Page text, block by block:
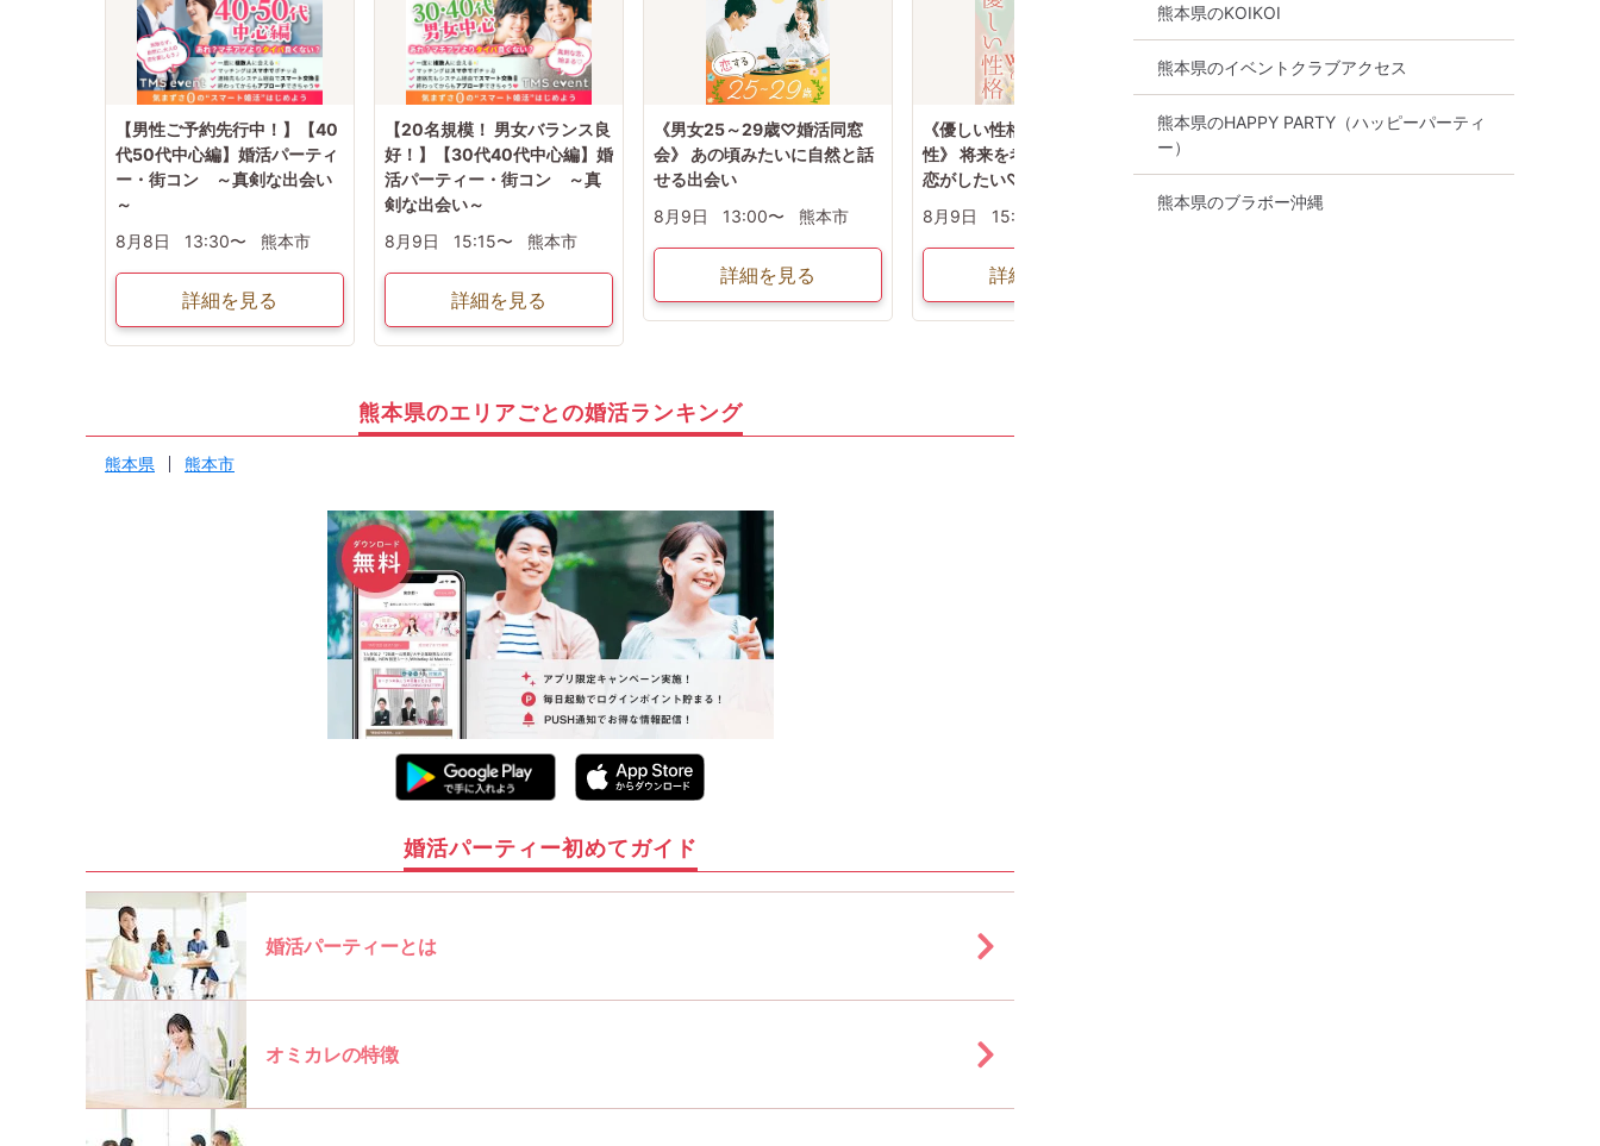
【男性ご予約先行中！】【40
代50代中心編】婚活パーティ
ー・街コン ～真剣な出会い
～
8月8日
13:30〜 熊本市
詳細を見る
【20名規模！ 男女バランス良
好！】【30代40代中心編】婚
活パーティー・街コン ～真
剣な出会い～
8月9日
15:15〜 熊本市
詳細を見る
《男女25～29歳♡婚活同窓
会》 あの頃みたいに自然と話
せる出会い
8月9日
13:00〜 熊本市
詳細を見る
《優しい性格＆信頼できる女
性》 将来を考えられる真剣な
恋がしたい♡
8月9日
15:00〜
詳細を見る
《年収500万円以上・公務員
男女の出会い
8月15日
17:00〜
《この人となら！
恋愛が理想
熊本県のエリアごとの婚活ランキング
熊本県 熊本市
婚活パーティー初めてガイド
婚活パーティーとは
オミカレの特徴
熊本県のKOIKOI
熊本県のイベントクラブアクセス
熊本県のHAPPY PARTY（ハッピーパーティ
ー）
熊本県のブラボー沖縄